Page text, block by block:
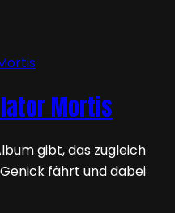
Mortis
gibt, das zugleich
fährt und dabei